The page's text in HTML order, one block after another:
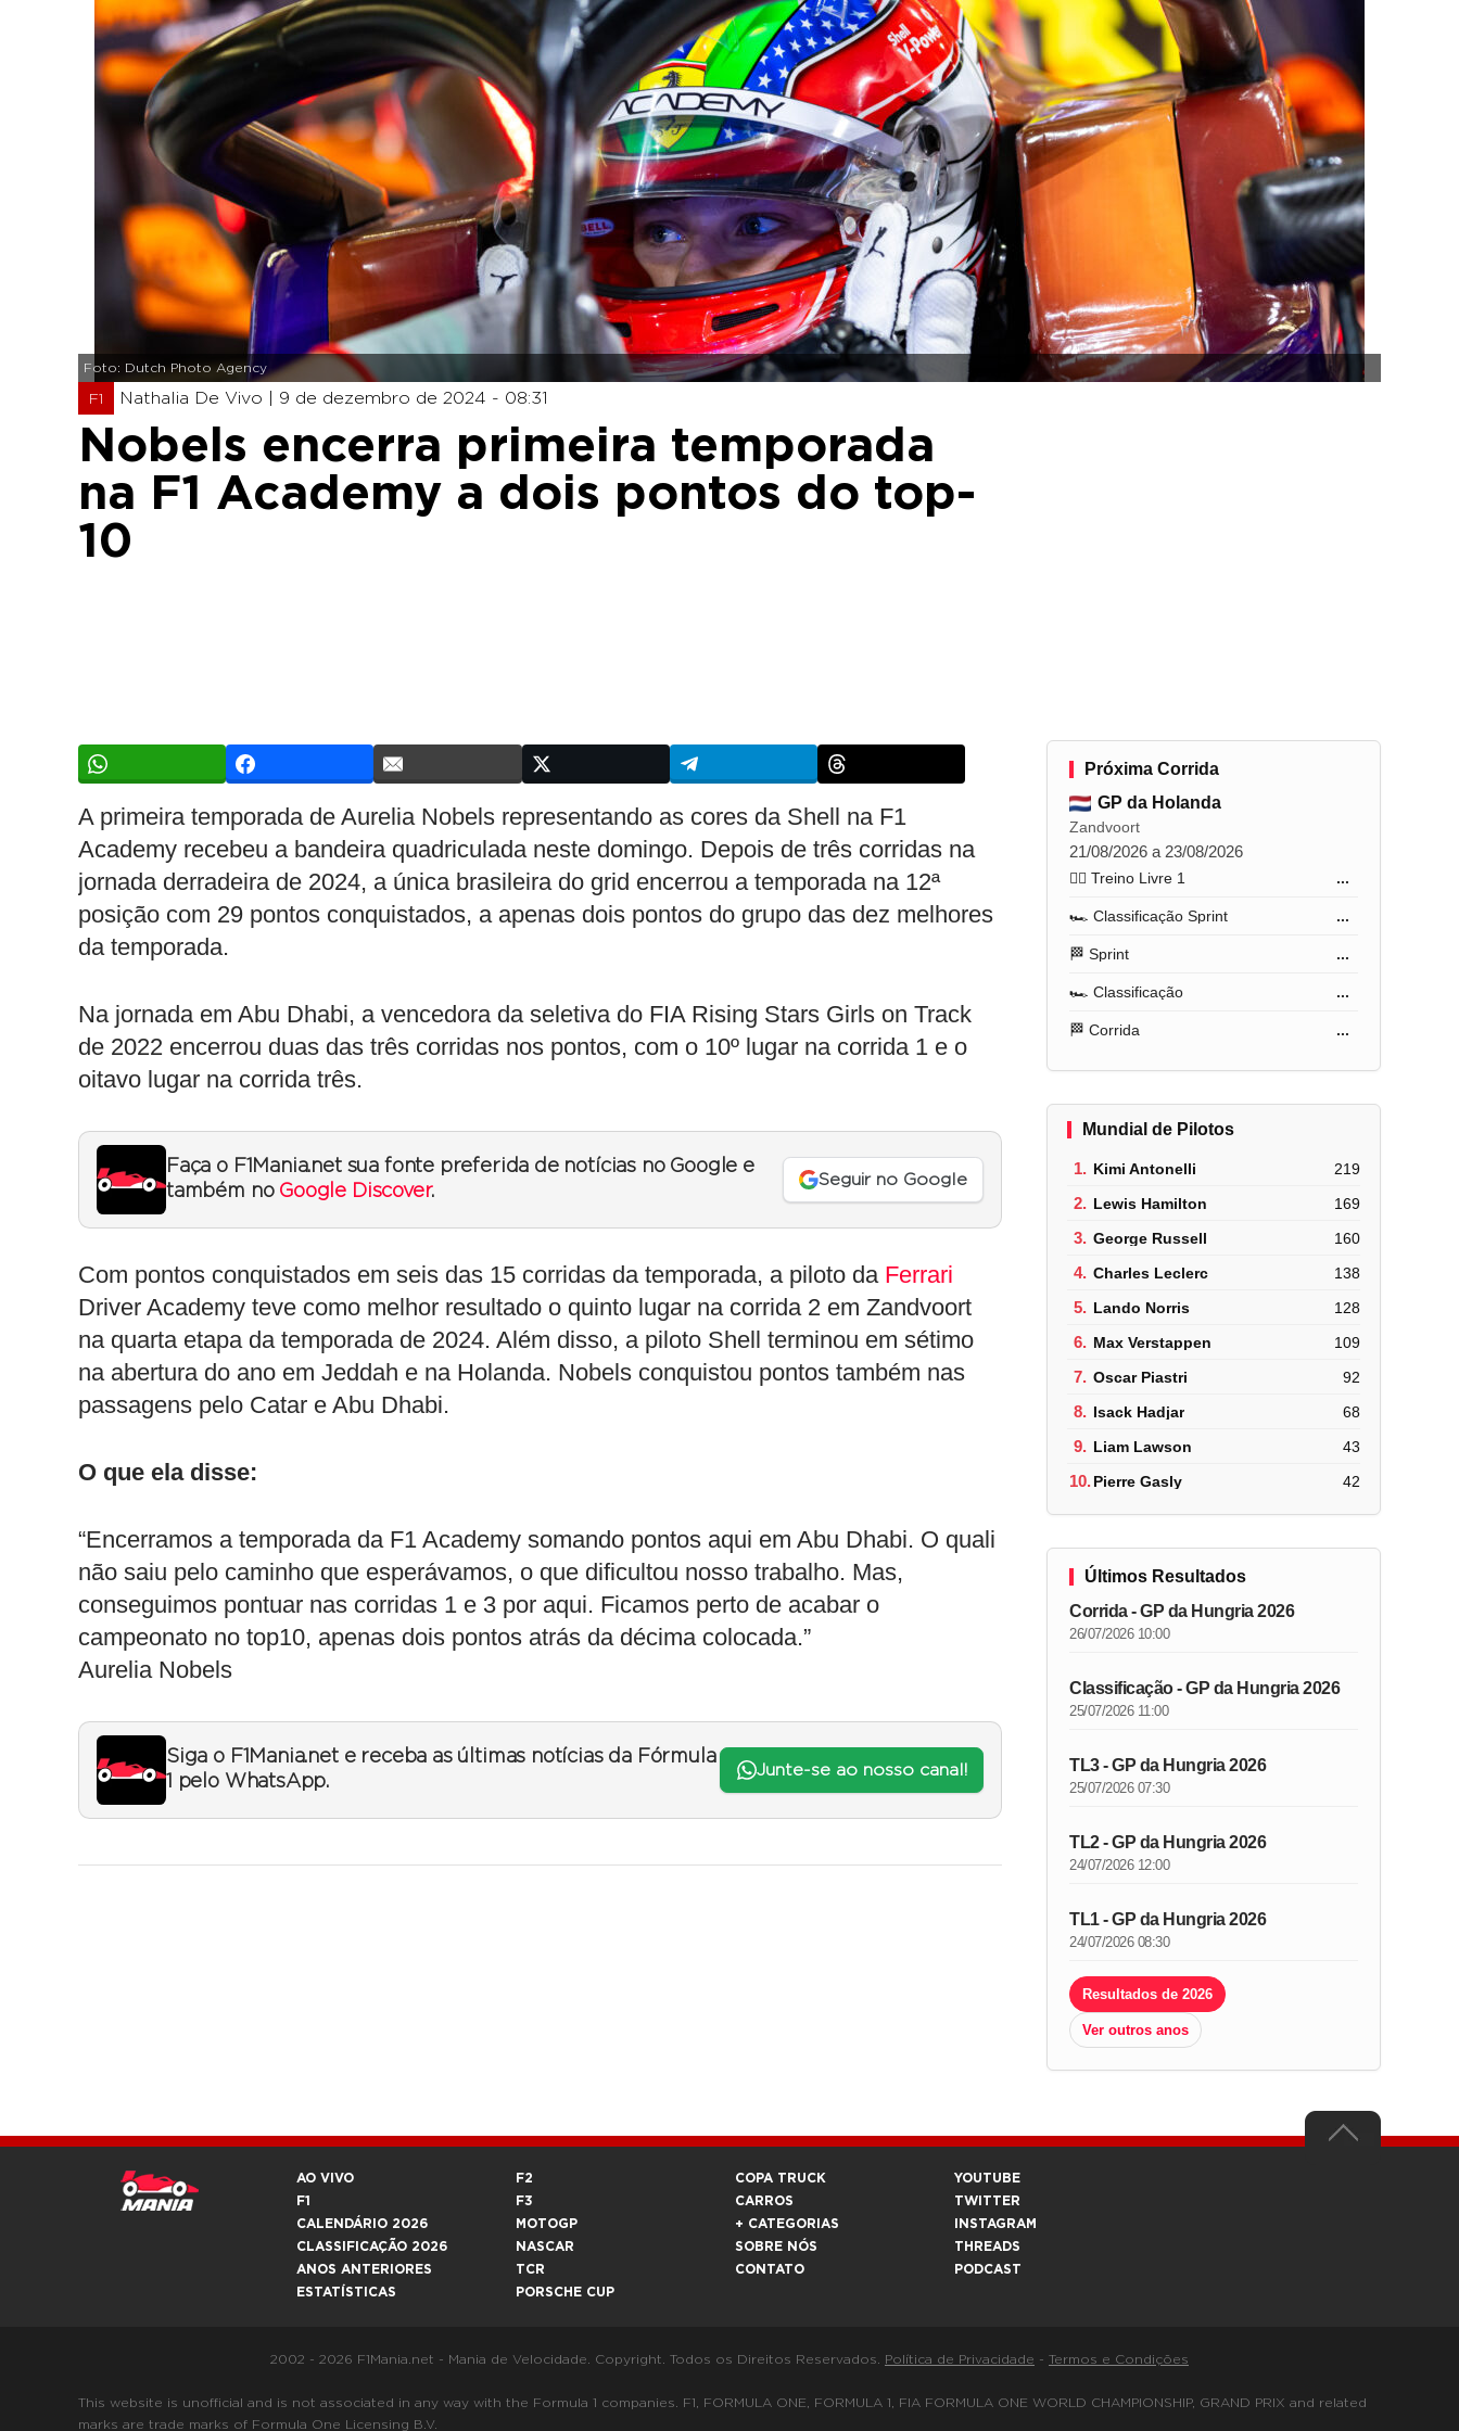
Foto: Dutch Photo Agency
F1 Nathalia De Vivo | 9 de dezembro de 2024 - 08:31
Nobels encerra primeira temporada
na F1 Academy a dois pontos do top-
10
A primeira temporada de Aurelia Nobels representando as cores da Shell na F1
Academy recebeu a bandeira quadriculada neste domingo. Depois de três corridas na
jornada derradeira de 2024, a única brasileira do grid encerrou a temporada na 12ª
posição com 29 pontos conquistados, a apenas dois pontos do grupo das dez melhores
da temporada.
Na jornada em Abu Dhabi, a vencedora da seletiva do FIA Rising Stars Girls on Track
de 2022 encerrou duas das três corridas nos pontos, com o 10º lugar na corrida 1 e o
oitavo lugar na corrida três.
Faça o F1Mania.net sua fonte preferida de notícias no Google e
também no Google Discover.
Seguir no Google
Com pontos conquistados em seis das 15 corridas da temporada, a piloto da Ferrari
Driver Academy teve como melhor resultado o quinto lugar na corrida 2 em Zandvoort
na quarta etapa da temporada de 2024. Além disso, a piloto Shell terminou em sétimo
na abertura do ano em Jeddah e na Holanda. Nobels conquistou pontos também nas
passagens pelo Catar e Abu Dhabi.
O que ela disse:
“Encerramos a temporada da F1 Academy somando pontos aqui em Abu Dhabi. O quali
não saiu pelo caminho que esperávamos, o que dificultou nosso trabalho. Mas,
conseguimos pontuar nas corridas 1 e 3 por aqui. Ficamos perto de acabar o
campeonato no top10, apenas dois pontos atrás da décima colocada.”
Aurelia Nobels
Siga o F1Mania.net e receba as últimas notícias da Fórmula
1 pelo WhatsApp.
Junte-se ao nosso canal!
Próxima Corrida
GP da Holanda
Zandvoort
21/08/2026 a 23/08/2026
🏋️‍♂️ Treino Livre 1 ...
🏎️ Classificação Sprint ...
🏁 Sprint ...
🏎️ Classificação ...
🏁 Corrida ...
Mundial de Pilotos
1. Kimi Antonelli 219
2. Lewis Hamilton 169
3. George Russell 160
4. Charles Leclerc 138
5. Lando Norris 128
6. Max Verstappen 109
7. Oscar Piastri 92
8. Isack Hadjar 68
9. Liam Lawson 43
10.Pierre Gasly 42
Últimos Resultados
Corrida - GP da Hungria 2026
26/07/2026 10:00
Classificação - GP da Hungria 2026
25/07/2026 11:00
TL3 - GP da Hungria 2026
25/07/2026 07:30
TL2 - GP da Hungria 2026
24/07/2026 12:00
TL1 - GP da Hungria 2026
24/07/2026 08:30
Resultados de 2026
Ver outros anos
AO VIVO
F1
CALENDÁRIO 2026
CLASSIFICAÇÃO 2026
ANOS ANTERIORES
ESTATÍSTICAS
F2
F3
MOTOGP
NASCAR
TCR
PORSCHE CUP
COPA TRUCK
CARROS
+ CATEGORIAS
SOBRE NÓS
CONTATO
YOUTUBE
TWITTER
INSTAGRAM
THREADS
PODCAST
2002 - 2026 F1Mania.net - Mania de Velocidade. Copyright. Todos os Direitos Reservados. Política de Privacidade - Termos e Condições
This website is unofficial and is not associated in any way with the Formula 1 companies. F1, FORMULA ONE, FORMULA 1, FIA FORMULA ONE WORLD CHAMPIONSHIP, GRAND PRIX and related
marks are trade marks of Formula One Licensing B.V.